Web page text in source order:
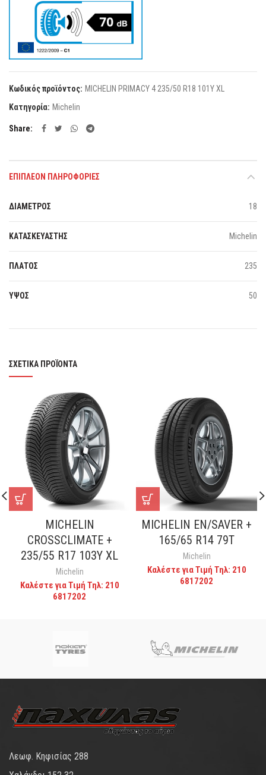
Κωδικός προϊόντος: MICHELIN PRIMACY 4 235/50 R18 101Y XL
Κατηγορία: Michelin
Share
ΕΠΙΠΛΈΟΝ ΠΛΗΡΟΦΟΡΊΕΣ
ΔΙΑΜΕΤΡΟΣ 18
ΚΑΤΑΣΚΕΥΑΣΤΗΣ Michelin
ΠΛΑΤΟΣ 235
ΥΨΟΣ 50
ΣΧΕΤΙΚΆ ΠΡΟΪΌΝΤΑ
MICHELIN
CROSSCLIMATE +
235/55 R17 103Y XL
Michelin
Καλέστε για Τιμή Τηλ: 210
6817202
MICHELIN EN/SAVER +
165/65 R14 79T
Michelin
Καλέστε για Τιμή Τηλ: 210
6817202
Λεωφ. Κηφισίας 288